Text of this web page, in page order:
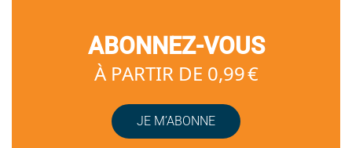
ABONNEZ-VOUS
À PARTIR DE 0,99 €
JE M’ABONNE